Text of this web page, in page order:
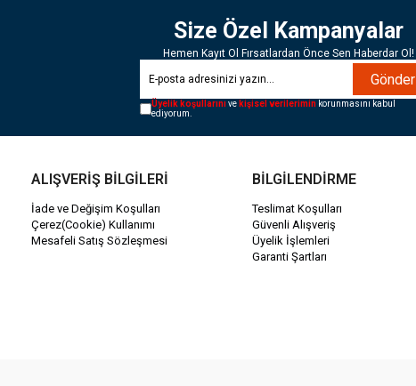
Size Özel Kampanyalar
Hemen Kayıt Ol Fırsatlardan Önce Sen Haberdar Ol!
Gönder
Üyelik koşullarınıve kişisel verileriminkorunmasını kabul
ediyorum.
ALIŞVERİŞ BİLGİLERİ
İade ve Değişim Koşulları
Çerez(Cookie) Kullanımı
Mesafeli Satış Sözleşmesi
BİLGİLENDİRME
Teslimat Koşulları
Güvenli Alışveriş
Üyelik İşlemleri
Garanti Şartları